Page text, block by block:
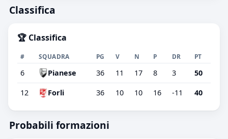
Classifica
🏆 Classifica
# SQUADRA PG V N P DR PT
6 Pianese 36 11 17 8 3 50
12 Forli 36 10 10 16 -11 40
Probabili formazioni